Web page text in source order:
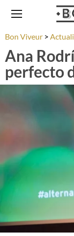
Bon Viveur
Ana
perfecto